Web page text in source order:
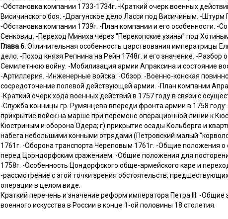
-Обстановка компании 1733-1734г. -Краткий очерк военных
Висичинского боя. -Драгунское дело Ласси под Висичиным. -Штурм
-Обстановка компании 1739г. -План компании и его особенности.
Сенковиц. -Переход Миниха через "Перекопские узины" под
Глава 6.Отличительная особенность царствования императрицы
дело. -Поход князя Репнина на Рейн 1748г. и его значение. -Разбор
Семилетнюю войну. -Мобилизация армии Апраксина и состояние
-Артиллерия. -Инженерные войска. -Обзор. -Военно-конская
сосредоточение полевой действующей армии. -План компании
-Краткий очерк хода военных действий в 1757 году в связи с
-Служба конницы гр. Румянцева впереди фронта армии в 1758
прикрытие войск на марше при перемене операционной линии к
Кюстриным и оборона Одера; г) прикрытие осады Кольберга и
набега небольшими конными отрядами (Петровский малый
1761г. -Оборона транспорта Череповым 1761г. -Общие положения
перед Цорндорфским сражением. -Общие положения для
1758г. -Особенность Цондорфского обще-армейского каре и
-рассмотрение с этой точки зрения обстоятельств,
операции в целом виде.
Краткий перечень и значение реформ императора Петра III. -
военного искусства в России в конце 1-ой половины 18 столетия.